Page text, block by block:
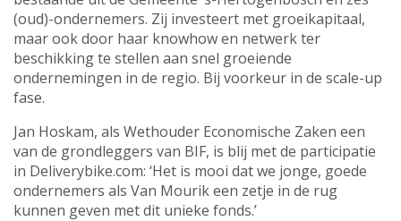
(oud)-ondernemers. Zij investeert met groeikapitaal,
maar ook door haar knowhow en netwerk ter
beschikking te stellen aan snel groeiende
ondernemingen in de regio. Bij voorkeur in de scale-up
fase.
Jan Hoskam, als Wethouder Economische Zaken een
van de grondleggers van BIF, is blij met de participatie
in Deliverybike.com: ‘Het is mooi dat we jonge, goede
ondernemers als Van Mourik een zetje in de rug
kunnen geven met dit unieke fonds.’